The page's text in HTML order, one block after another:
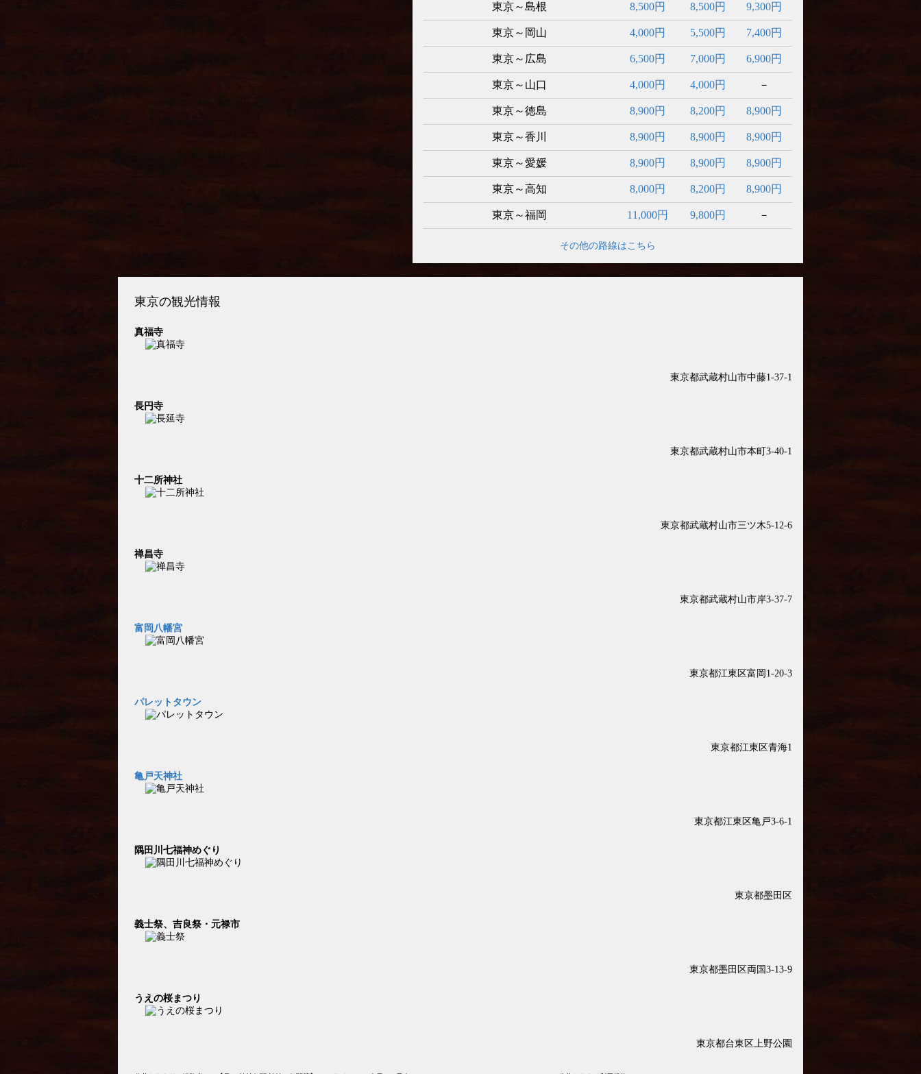
東京～島根 8,500円 8,500円 9,300円
東京～岡山 4,000円 5,500円 7,400円
東京～広島 6,500円 7,000円 6,900円
東京～山口 4,000円 4,000円 －
東京～徳島 8,900円 8,200円 8,900円
東京～香川 8,900円 8,900円 8,900円
東京～愛媛 8,900円 8,900円 8,900円
東京～高知 8,000円 8,200円 8,900円
東京～福岡 11,000円 9,800円 －
その他の路線はこちら
東京の観光情報
真福寺
東京都武蔵村山市中藤1-37-1
長円寺
東京都武蔵村山市本町3-40-1
十二所神社
東京都武蔵村山市三ツ木5-12-6
禅昌寺
東京都武蔵村山市岸3-37-7
富岡八幡宮
東京都江東区富岡1-20-3
パレットタウン
東京都江東区青海1
亀戸天神社
東京都江東区亀戸3-6-1
隅田川七福神めぐり
東京都墨田区
義士祭、吉良祭・元禄市
東京都墨田区両国3-13-9
うえの桜まつり
東京都台東区上野公園